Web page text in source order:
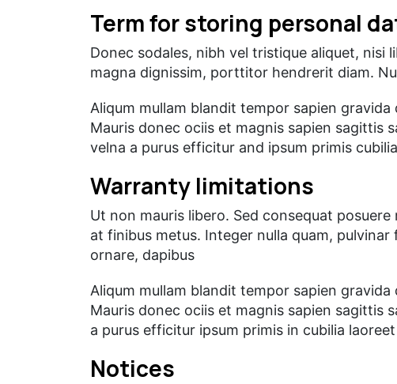
Term for storing personal
Donec sodales, nibh vel tristique aliquet, nisi
magna dignissim, porttitor hendrerit diam.
Aliqum mullam blandit tempor sapien
Mauris donec ociis et magnis sapien sagittis
velna a purus efficitur and ipsum primis
Warranty limitations
Ut non mauris libero. Sed consequat
at finibus metus. Integer nulla quam,
ornare, dapibus
Aliqum mullam blandit tempor sapien
Mauris donec ociis et magnis sapien sagittis
a purus efficitur ipsum primis in cubilia
Notices